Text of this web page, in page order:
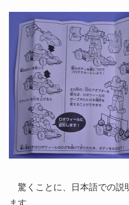
驚くことに、日本語での説